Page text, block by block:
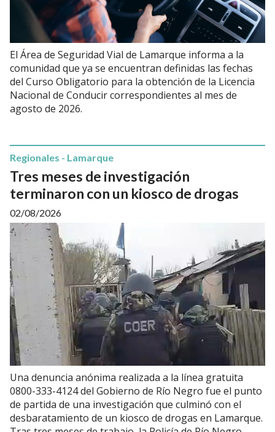
El Área de Seguridad Vial de Lamarque informa a la
comunidad que ya se encuentran definidas las fechas
del Curso Obligatorio para la obtención de la Licencia
Nacional de Conducir correspondientes al mes de
agosto de 2026.
Tres meses de investigación
terminaron con un kiosco de drogas
Regionales - Lamarque
02/08/2026
Una denuncia anónima realizada a la línea gratuita
0800-333-4124 del Gobierno de Río Negro fue el punto
de partida de una investigación que culminó con el
desbaratamiento de un kiosco de drogas en Lamarque.